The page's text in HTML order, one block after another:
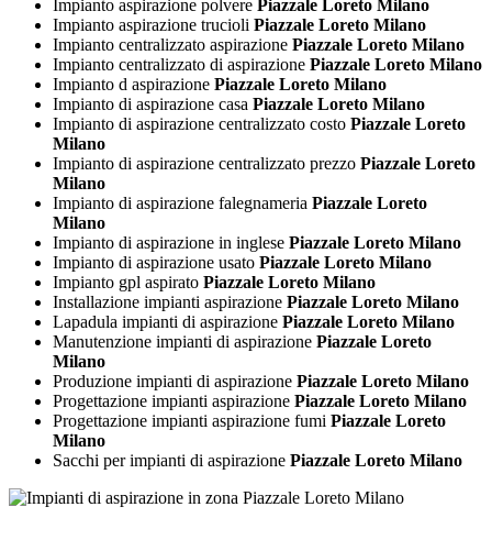
Impianto aspirazione polvere Piazzale Loreto Milano
Impianto aspirazione trucioli Piazzale Loreto Milano
Impianto centralizzato aspirazione Piazzale Loreto Milano
Impianto centralizzato di aspirazione Piazzale Loreto Milano
Impianto d aspirazione Piazzale Loreto Milano
Impianto di aspirazione casa Piazzale Loreto Milano
Impianto di aspirazione centralizzato costo Piazzale Loreto
Milano
Impianto di aspirazione centralizzato prezzo Piazzale Loreto
Milano
Impianto di aspirazione falegnameria Piazzale Loreto
Milano
Impianto di aspirazione in inglese Piazzale Loreto Milano
Impianto di aspirazione usato Piazzale Loreto Milano
Impianto gpl aspirato Piazzale Loreto Milano
Installazione impianti aspirazione Piazzale Loreto Milano
Lapadula impianti di aspirazione Piazzale Loreto Milano
Manutenzione impianti di aspirazione Piazzale Loreto
Milano
Produzione impianti di aspirazione Piazzale Loreto Milano
Progettazione impianti aspirazione Piazzale Loreto Milano
Progettazione impianti aspirazione fumi Piazzale Loreto
Milano
Sacchi per impianti di aspirazione Piazzale Loreto Milano